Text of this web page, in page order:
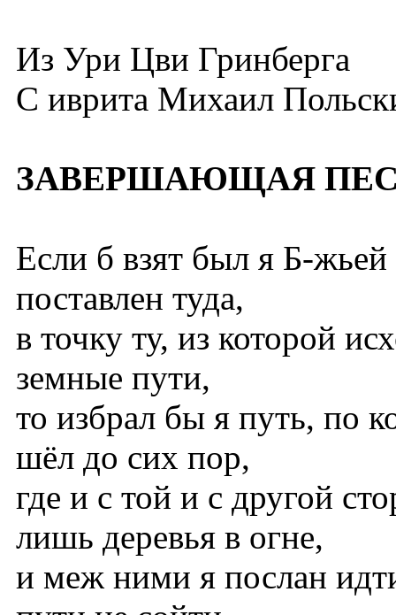
Из Ури Цви Гринберга
С иврита Михаил
ЗАВЕРШАЮЩАЯ
Если б взят был я Б-
поставлен туда,
в точку ту, из которой
земные пути,
то избрал бы я путь, по
шёл до сих пор,
где и с той и с другой
лишь деревья в огне,
и меж ними я послан